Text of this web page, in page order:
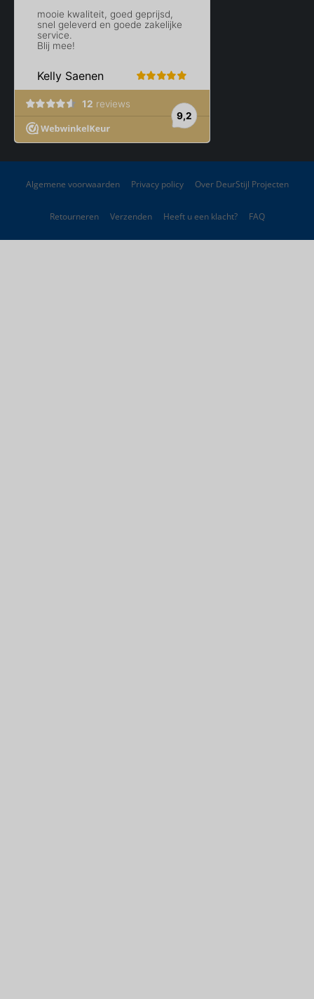
Algemene voorwaarden Privacy policy Over DeurStijl Projecten
Retourneren Verzenden Heeft u een klacht? FAQ